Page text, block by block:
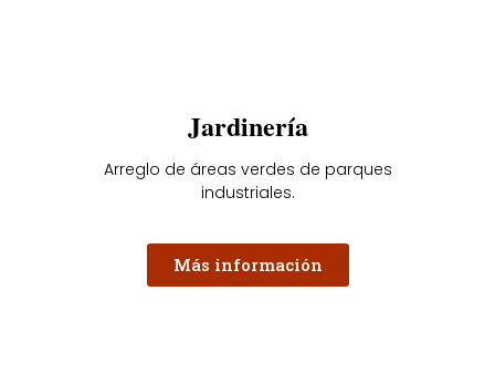
Jardinería
Arreglo de áreas verdes de parques
industriales.
Más información